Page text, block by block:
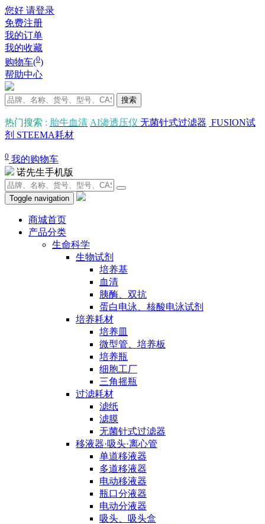
您好 请登录
免费注册
我的订单
我的收藏
购物车(0)
帮助中心
搜索
热门搜索 : 胎牛血清 AI渗透压仪 无菌针式过滤器 FUSION试
剂 STEEMA耗材
0 我的购物车
诺先生手机版
Toggle navigation
商城首页
产品分类
生命科学
生物试剂
培养基
血清
胰酶、双抗
蛋白电泳、核酸电泳试剂
培养耗材
培养皿
微型管、培养板
培养瓶
细胞工厂
三角摇瓶
过滤耗材
滤纸
滤膜
无菌针式过滤器
移液器·吸头·离心管
单道移液器
多道移液器
电动移液器
瓶口分液器
电动分液器
吸头、吸头盒